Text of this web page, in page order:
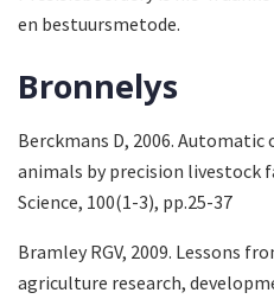
en bestuursmetode.
Bronnelys
Berckmans D, 2006.
animals by precision livestock
Science, 100(1-3), pp.25-37
Bramley RGV, 2009. Lessons
agriculture research,